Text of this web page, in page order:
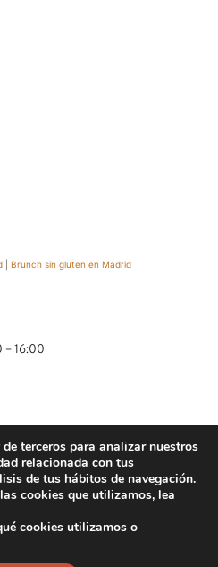
Brunch sin gluten en Madrid
16:00
contacto telefónico, 915324509 o
terceros para analizar nuestros
relacionada con tus
de tus hábitos de navegación.
cookies que utilizamos, lea
cookies utilizamos o